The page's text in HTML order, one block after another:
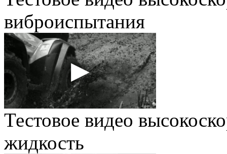
виброиспытания
Тестовое видео
жидкость